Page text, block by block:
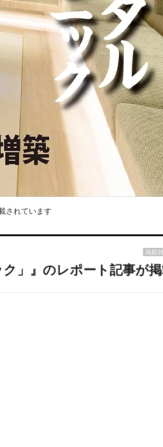
されています
掲載
」』のレポート記事が